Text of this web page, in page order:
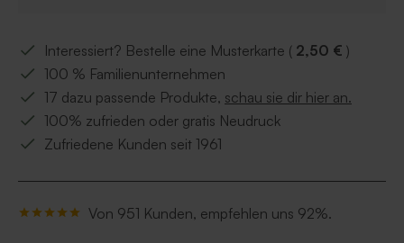
Interessiert? Bestelle eine Musterkarte ( 2,50 € )
100 % Familienunternehmen
17 dazu passende Produkte, schau sie dir hier an.
100% zufrieden oder gratis Neudruck
Zufriedene Kunden seit 1961
Von 951 Kunden, empfehlen uns 92%.